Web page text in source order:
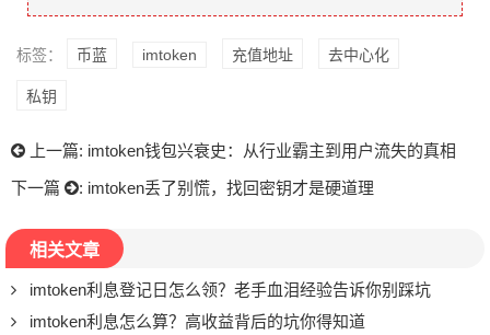
标签： 币蓝 imtoken 充值地址 去中心化
私钥
上一篇: imtoken钱包兴衰史：从行业霸主到用户流失的真相
下一篇
: imtoken丢了别慌，找回密钥才是硬道理
相关文章
imtoken利息登记日怎么领？老手血泪经验告诉你别踩坑
imtoken利息怎么算？高收益背后的坑你得知道